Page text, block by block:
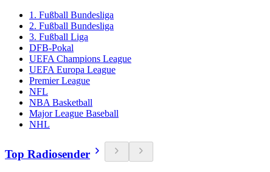
1. Fußball Bundesliga
2. Fußball Bundesliga
3. Fußball Liga
DFB-Pokal
UEFA Champions League
UEFA Europa League
Premier League
NFL
NBA Basketball
Major League Baseball
NHL
Top Radiosender